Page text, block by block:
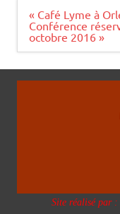
Navigation
de
l’article
« Café Lyme à
Conférence
octobre 2016 »
Site réalisé par :